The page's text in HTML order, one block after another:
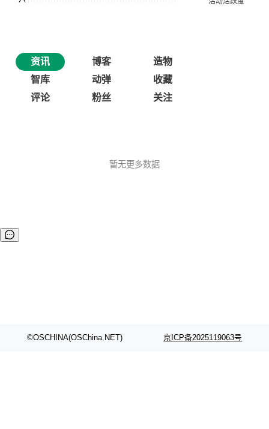
资讯 博客
造物
智库
动弹
收藏
评论
粉丝 关注
暂无更多数据
©OSCHINA(OSChina.NET) 京ICP备2025119063号